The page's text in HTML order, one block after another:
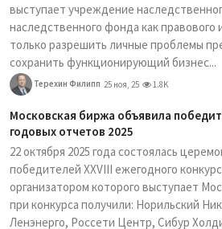
выступает учреждение
наследственного фонда как правового
только разрешить личные проблемы
сохранить функционирующий бизнес...
Терехин Филипп 25 ноя, 25 1.8K
Московская биржа объявила
годовых отчетов 2025
22 октября 2025 года состоялась
победителей XXVIII ежегодного
организатором которого выступает
при конкурса получили: Норильский
Ленэнерго, Россети Центр, Сибур